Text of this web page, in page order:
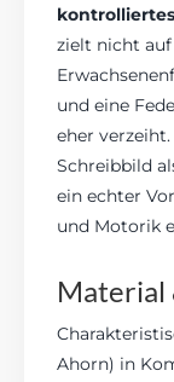
zielt nicht auf
und eine
eher
Schreibbild
ein echter
und Motorik
Material
Ahorn) in